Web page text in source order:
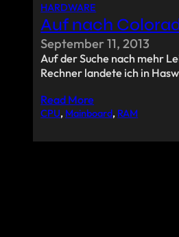
HARDWARE
Auf nach
September 11, 2013
Auf der Suche nach mehr
Rechner landete ich in
Read More
CPU, Mainboard, RAM